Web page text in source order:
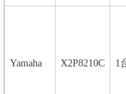
Yamaha X2P8210C 1